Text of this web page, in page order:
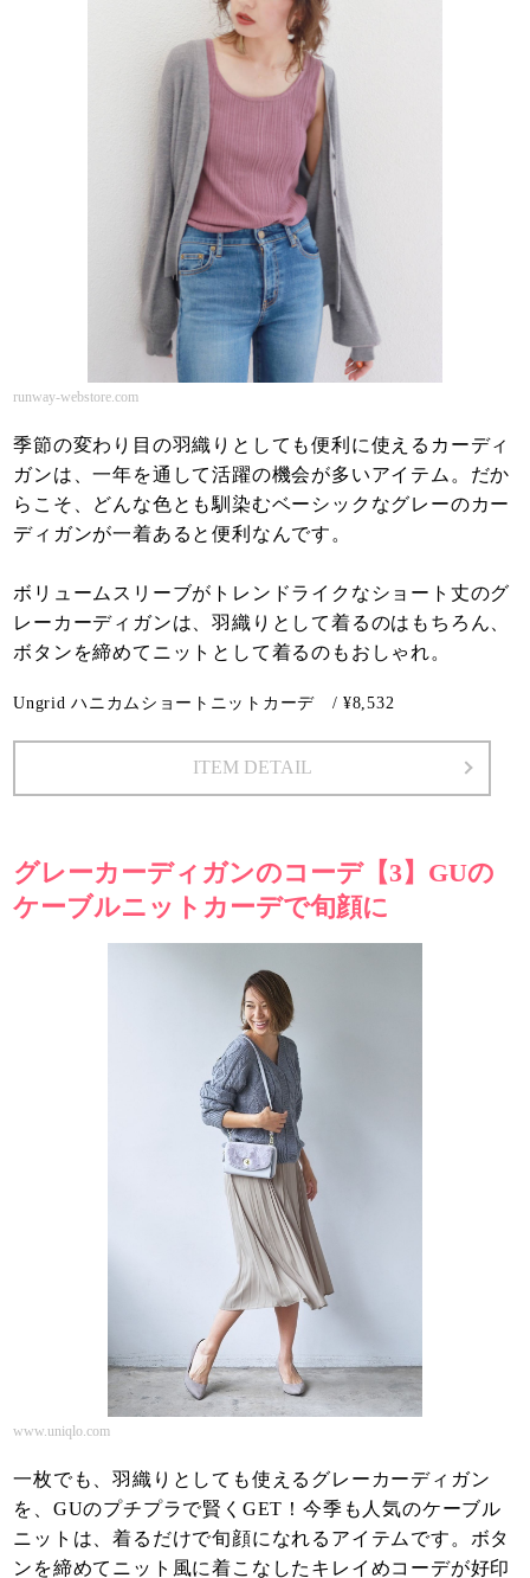
runway-webstore.com
季節の変わり目の羽織りとしても便利に使えるカーディ
ガンは、一年を通して活躍の機会が多いアイテム。だか
らこそ、どんな色とも馴染むベーシックなグレーのカー
ディガンが一着あると便利なんです。
ボリュームスリーブがトレンドライクなショート丈のグ
レーカーディガンは、羽織りとして着るのはもちろん、
ボタンを締めてニットとして着るのもおしゃれ。
Ungrid ハニカムショートニットカーデ / ¥8,532
ITEM DETAIL
グレーカーディガンのコーデ【3】GUの
ケーブルニットカーデで旬顔に
www.uniqlo.com
一枚でも、羽織りとしても使えるグレーカーディガン
を、GUのプチプラで賢くGET！今季も人気のケーブル
ニットは、着るだけで旬顔になれるアイテムです。ボタ
ンを締めてニット風に着こなしたキレイめコーデが好印